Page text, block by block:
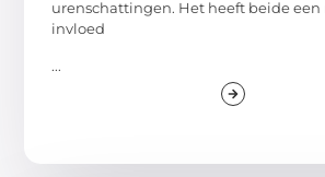
urenschattingen. Het heeft beide een
invloed
...